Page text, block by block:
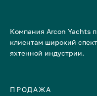
Компания Arcon Yachts
клиентам широкий
яхтенной индустрии.
ПРОДАЖА